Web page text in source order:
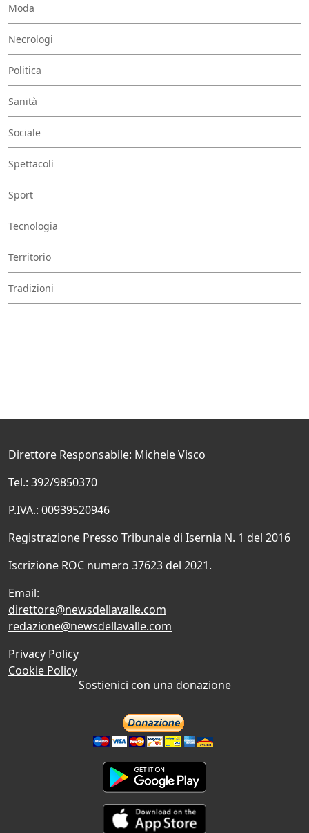
Moda
Necrologi
Politica
Sanità
Sociale
Spettacoli
Sport
Tecnologia
Territorio
Tradizioni
Direttore Responsabile: Michele Visco
Tel.: 392/9850370
P.IVA.: 00939520946
Registrazione Presso Tribunale di Isernia N. 1 del 2016
Iscrizione ROC numero 37623 del 2021.
Email:
direttore@newsdellavalle.com
redazione@newsdellavalle.com
Privacy Policy
Cookie Policy
Sostienici con una donazione